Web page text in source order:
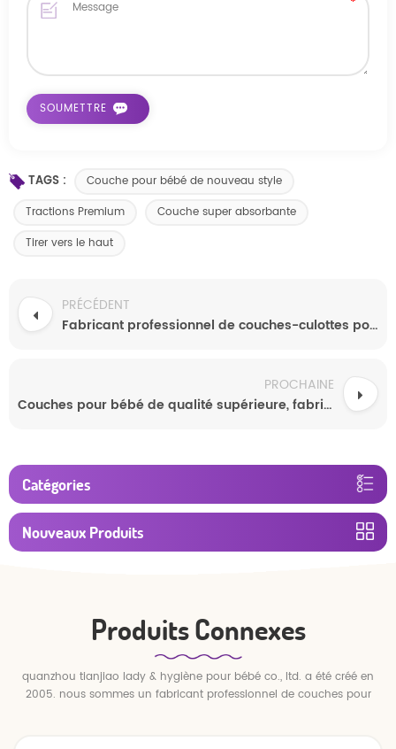
TAGS :
Couche pour bébé de nouveau style
Tractions Premium
Couche super absorbante
Tirer vers le haut
PRÉCÉDENT
Fabricant professionnel de couches-culottes pour bébés OEM en gros
PROCHAINE
Couches pour bébé de qualité supérieure, fabriquées en Chine : abordables, saines et sûres, disponibles en gros
Catégories
Nouveaux Produits
Produits Connexes
quanzhou tianjiao lady & hygiène pour bébé co., ltd. a été créé en
2005. nous sommes un fabricant professionnel de couches pour